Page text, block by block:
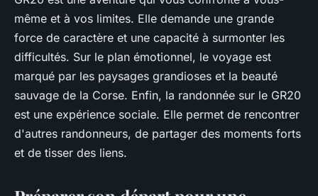
même et à vos limites. Elle demande une grande
force de caractère et une capacité à surmonter les
difficultés. Sur le plan émotionnel, le voyage est
marqué par les paysages grandioses et la beauté
sauvage de la Corse. Enfin, la randonnée sur le GR20
est une expérience sociale. Elle permet de rencontrer
d'autres randonneurs, de partager des moments forts
et de tisser des liens.